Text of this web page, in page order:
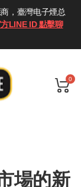
，臺灣电子煙总
LINE ID 點擊聊
0
場的新